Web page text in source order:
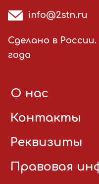
info@2stn.ru
Сделано в России.
года
О нас
Контакты
Реквизиты
Правовая